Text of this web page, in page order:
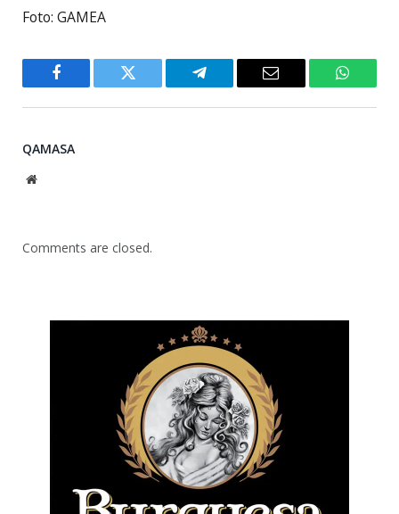
Foto: GAMEA
Facebook Twitter Telegram Email
QAMASA
Website
Comments are closed.